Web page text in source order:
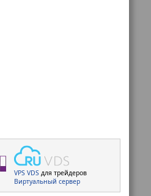
VPS VDS для трейдеров
Виртуальный сервер